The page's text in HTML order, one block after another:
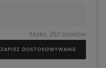
Maks. 250 znaków
ZAPISZ DOSTOSOWYWANIE